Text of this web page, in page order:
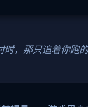
时，那只追着你跑